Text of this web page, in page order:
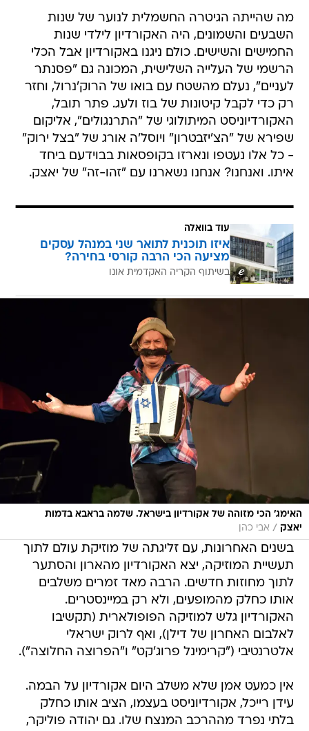
מה שהייתה הגיטרה החשמלית לנוער של שנות
השבעים והשמונים, היה האקורדיון לילדי שנות
החמישים והשישים. כולם ניגנו באקורדיון אבל הכלי
הרשמי של העלייה השלישית, המכונה גם "פסנתר
לעניים", נעלם מהשטח עם בואו של הרוק'נרול, וחזר
רק כדי לקבל קיטונות של בוז ולעג. פתר תובל,
האקורדיוניסט המיתולוגי של "התרנגולים", אליקום
שפירא של "הצ'יזבטרון" ויוסל'ה אורג של "בצל ירוק"
- כל אלו נעטפו ונארזו בקופסאות בבוידעם ביחד
איתו. ואנחנו? אנחנו נשארנו עם "זהו-זה" של יאצק.
עוד בוואלה
איזו תוכנית לתואר שני במנהל עסקים
מציעה הכי הרבה קורסי בחירה?
בשיתוף הקריה האקדמית אונו
האימג' הכי מזוהה של אקורדיון בישראל. שלמה בראבא בדמות
יאצק / אבי כהן
בשנים האחרונות, עם זליגתה של מוזיקת עולם לתוך
תעשיית המוזיקה, יצא האקורדיון מהארון והסתער
לתוך מחוזות חדשים. הרבה מאד זמרים משלבים
אותו כחלק מהמופעים, ולא רק במיינסטרים.
האקורדיון גלש למוזיקה הפופולארית (תקשיבו
לאלבום האחרון של דילן), ואף לרוק ישראלי
אלטרנטיבי ("קרימינל פרוג'קט" ו"הפרוצה החלוצה").
אין כמעט אמן שלא משלב היום אקורדיון על הבמה.
עידן רייכל, אקורדיוניסט בעצמו, הציב אותו כחלק
בלתי נפרד מההרכב המנצח שלו. גם יהודה פוליקר,